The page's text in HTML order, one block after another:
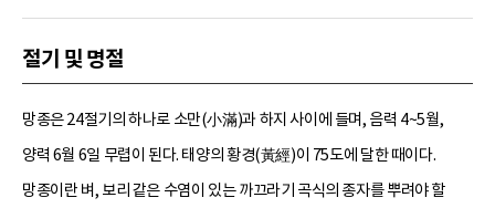
절기 및 명절
망종은 24절기의 하나로 소만(小滿)과 하지 사이에 들며, 음력 4~5월,
양력 6월 6일 무렵이 된다. 태양의 황경(黃經)이 75도에 달한 때이다.
망종이란 벼, 보리 같은 수염이 있는 까끄라기 곡식의 종자를 뿌려야 할